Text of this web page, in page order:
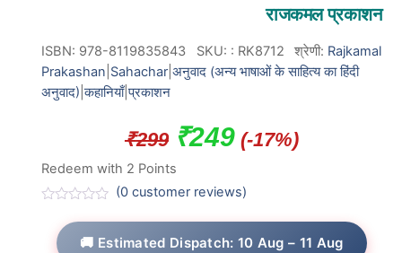
राजकमल प्रकाशन
ISBN: 978-8119835843 SKU: : RK8712 श्रेणी: Rajkamal
Prakashan Sahachar |अनुवाद (अन्य भाषाओं के साहित्य का हिंदी
अनुवाद) |कहानियाँ|प्रकाशन
₹299 Original
price
was:
₹299.
₹249Current
is:
₹249.
(-17%)
Redeem with 2 Points
(0 customer reviews)
🚚 Estimated Dispatch: 10 Aug – 11 Aug